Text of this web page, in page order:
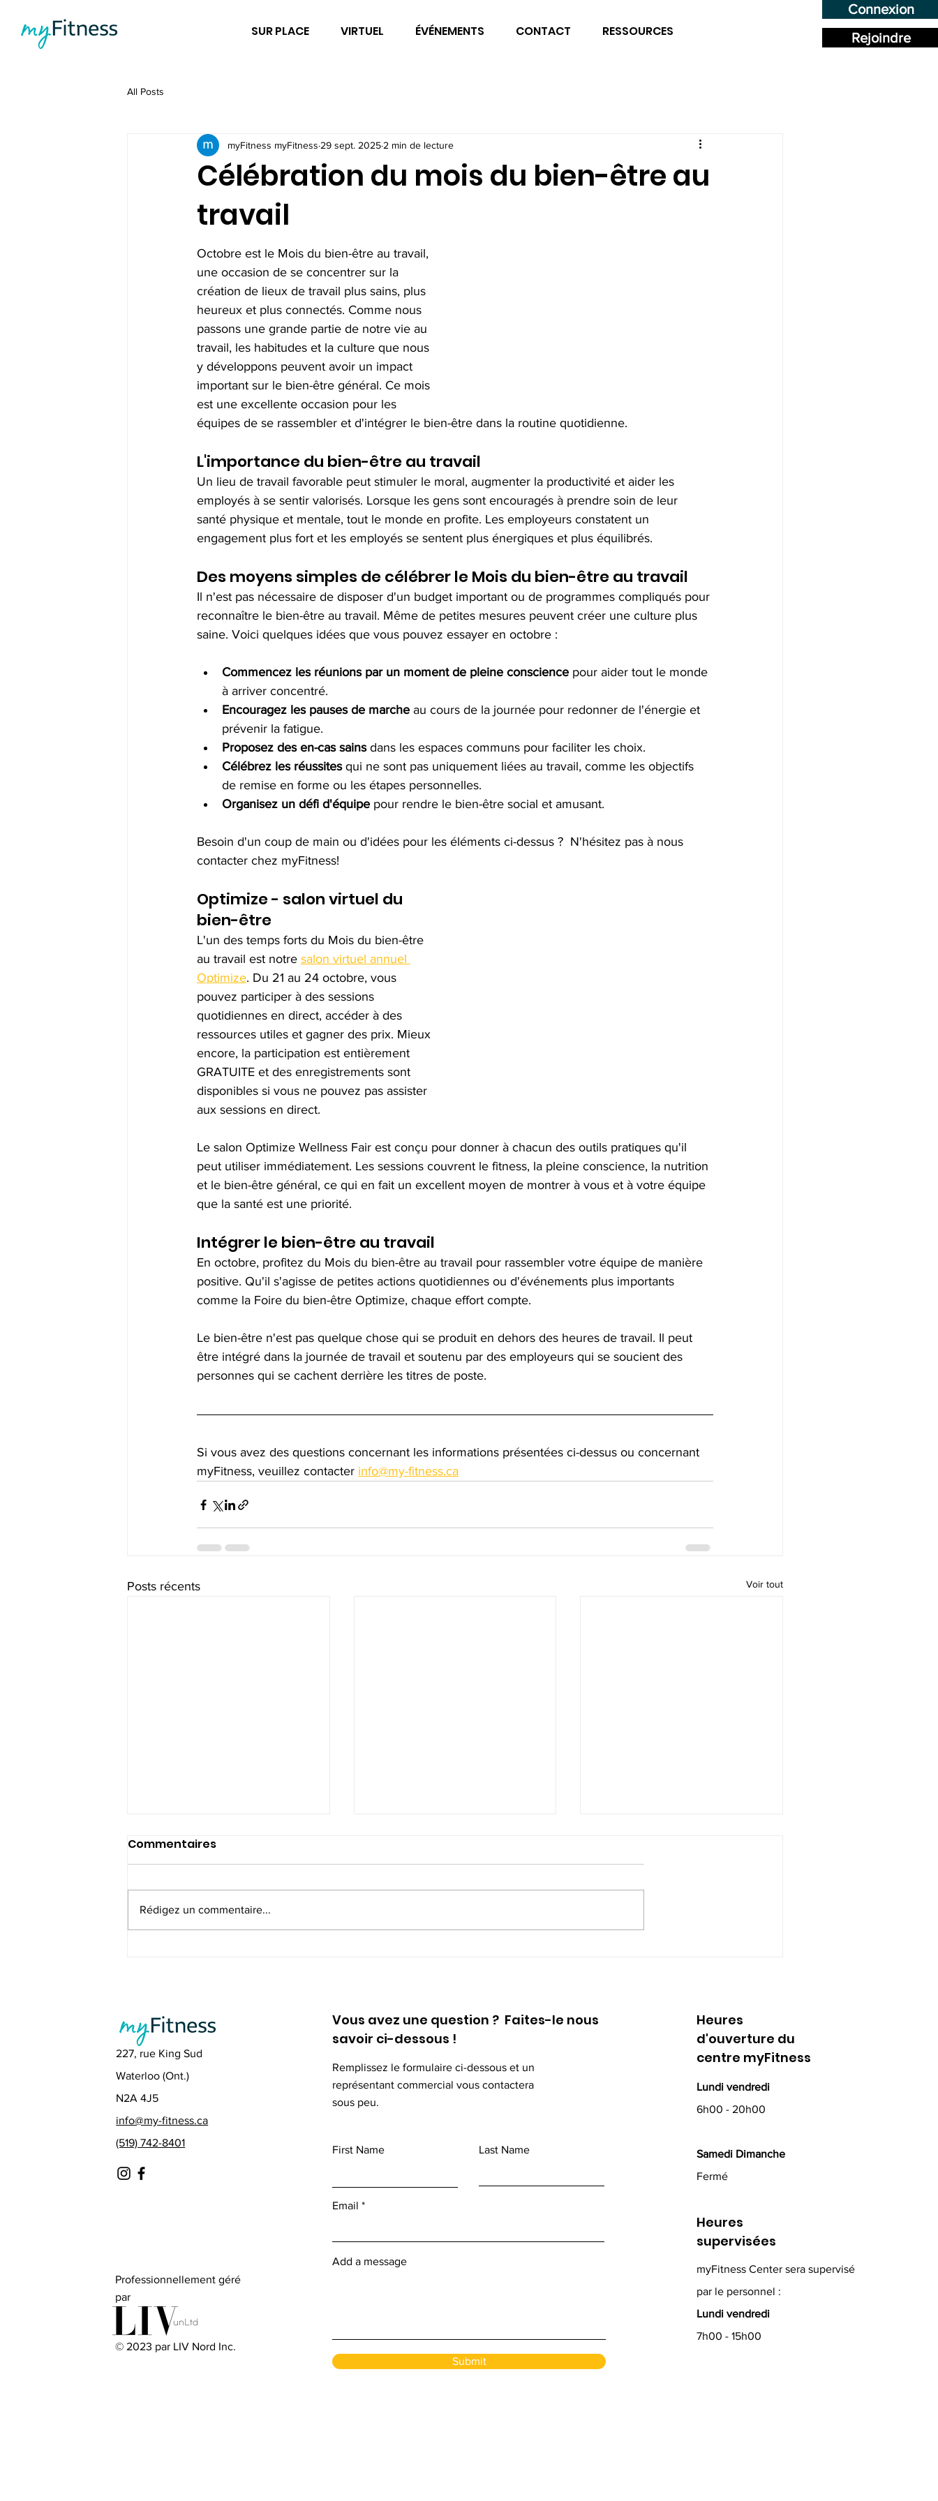
Rejoindre
Connexion
SUR PLACE VIRTUEL ÉVÉNEMENTS CONTACT RESSOURCES
All Posts
Célébration du mois du bien-être au
travail
myFitness myFitness 29 sept. 2025 2 min de lecture
Octobre est le Mois du bien-être au travail,
une occasion de se concentrer sur la
création de lieux de travail plus sains, plus
heureux et plus connectés. Comme nous
passons une grande partie de notre vie au
travail, les habitudes et la culture que nous
y développons peuvent avoir un impact
important sur le bien-être général. Ce mois
est une excellente occasion pour les
équipes de se rassembler et d'intégrer le bien-être dans la routine quotidienne.
L'importance du bien-être au travail
Un lieu de travail favorable peut stimuler le moral, augmenter la productivité et aider les
employés à se sentir valorisés. Lorsque les gens sont encouragés à prendre soin de leur
santé physique et mentale, tout le monde en profite. Les employeurs constatent un
engagement plus fort et les employés se sentent plus énergiques et plus équilibrés.
Des moyens simples de célébrer le Mois du bien-être au travail
Il n'est pas nécessaire de disposer d'un budget important ou de programmes compliqués pour
reconnaître le bien-être au travail. Même de petites mesures peuvent créer une culture plus
saine. Voici quelques idées que vous pouvez essayer en octobre :
Commencez les réunions par un moment de pleine conscience pour aider tout le monde
à arriver concentré.
Encouragez les pauses de marche au cours de la journée pour redonner de l'énergie et
prévenir la fatigue.
Proposez des en-cas sains dans les espaces communs pour faciliter les choix.
Célébrez les réussites qui ne sont pas uniquement liées au travail, comme les objectifs
de remise en forme ou les étapes personnelles.
Organisez un défi d'équipe pour rendre le bien-être social et amusant.
Besoin d'un coup de main ou d'idées pour les éléments ci-dessus ?  N'hésitez pas à nous
contacter chez myFitness!
Optimize - salon virtuel du
bien-être
L'un des temps forts du Mois du bien-être
au travail est notre salon virtuel annuel
Optimize. Du 21 au 24 octobre, vous
pouvez participer à des sessions
quotidiennes en direct, accéder à des
ressources utiles et gagner des prix. Mieux
encore, la participation est entièrement
GRATUITE et des enregistrements sont
disponibles si vous ne pouvez pas assister
aux sessions en direct.
Le salon Optimize Wellness Fair est conçu pour donner à chacun des outils pratiques qu'il
peut utiliser immédiatement. Les sessions couvrent le fitness, la pleine conscience, la nutrition
et le bien-être général, ce qui en fait un excellent moyen de montrer à vous et à votre équipe
que la santé est une priorité.
Intégrer le bien-être au travail
En octobre, profitez du Mois du bien-être au travail pour rassembler votre équipe de manière
positive. Qu'il s'agisse de petites actions quotidiennes ou d'événements plus importants
comme la Foire du bien-être Optimize, chaque effort compte.
Le bien-être n'est pas quelque chose qui se produit en dehors des heures de travail. Il peut
être intégré dans la journée de travail et soutenu par des employeurs qui se soucient des
personnes qui se cachent derrière les titres de poste.
Si vous avez des questions concernant les informations présentées ci-dessus ou concernant
myFitness, veuillez contacter info@my-fitness.ca
Posts récents Voir tout
Commentaires
Rédigez un commentaire...
227, rue King Sud
Waterloo (Ont.)
N2A 4J5
info@my-fitness.ca
(519) 742-8401
Professionnellement géré
par
© 2023 par LIV Nord Inc.
Vous avez une question ? Faites-le nous
savoir ci-dessous !
Remplissez le formulaire ci-dessous et un
représentant commercial vous contactera
sous peu.
First Name Last Name
Email
Add a message
Submit
Heures
d'ouverture du
centre myFitness
Lundi vendredi
6h00 - 20h00
Samedi Dimanche
Fermé
Heures
supervisées
myFitness Center sera supervisé
par le personnel :
Lundi vendredi
7h00 - 15h00